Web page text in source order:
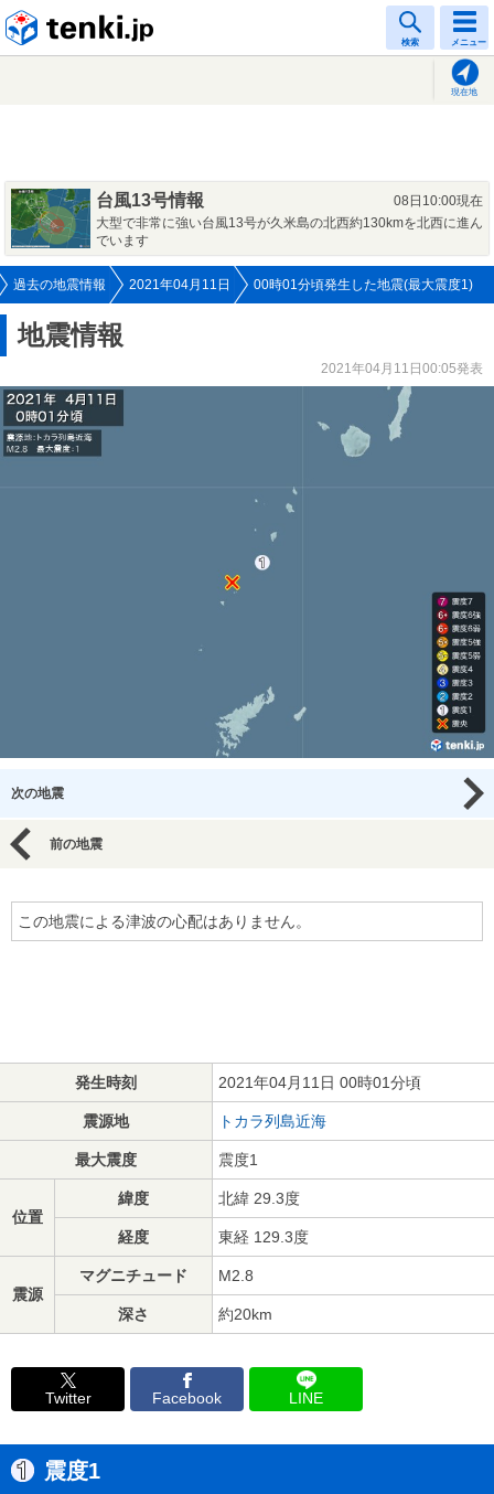
検索 メニュー
現在地
台風13号情報
08日10:00現在
大型で非常に強い台風13号が久米島の北西約130kmを北西に進ん
でいます
過去の地震情報 2021年04月11日 00時01分頃発生した地震(最大震度1)
地震情報
2021年04月11日00:05発表
次の地震
前の地震
この地震による津波の心配はありません。
発生時刻 2021年04月11日 00時01分頃
震源地 トカラ列島近海
最大震度 震度1
位置
緯度 北緯 29.3度
経度 東経 129.3度
震源
マグニチュード M2.8
深さ 約20km
Twitter Facebook LINE
震度1